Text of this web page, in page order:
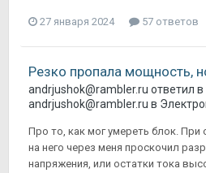
27 января 2024 57 ответов
Резко пропала мощность,
andrjushok@rambler.ru ответил
andrjushok@rambler.ru в
Про то, как мог умереть блок. При
на него через меня проскочил
напряжения, или остатки тока